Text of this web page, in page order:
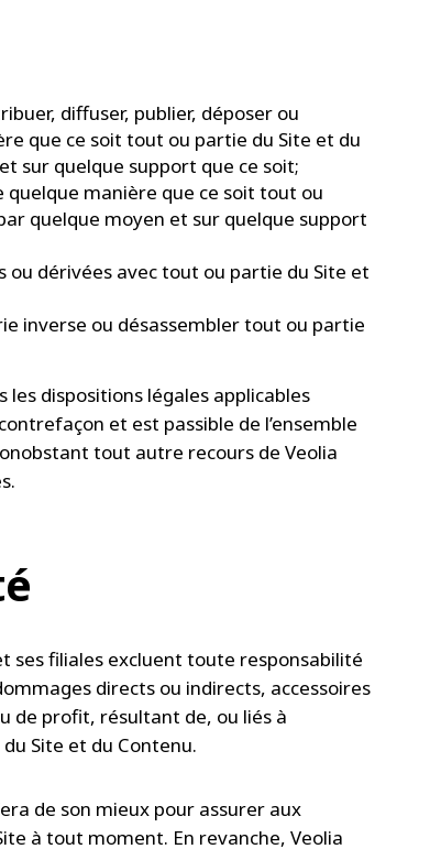
diffuser, publier, déposer ou
que ce soit tout ou partie du Site et du
sur quelque support que ce soit;
manière que ce soit tout ou
quelque moyen et sur quelque support
ou dérivées avec tout ou partie du Site et
inverse ou désassembler tout ou partie
dispositions légales applicables
et est passible de l’ensemble
tout autre recours de Veolia
ses filiales excluent toute responsabilité
directs ou indirects, accessoires
de profit, résultant de, ou liés à
Site et du Contenu.
de son mieux pour assurer aux
à tout moment. En revanche, Veolia